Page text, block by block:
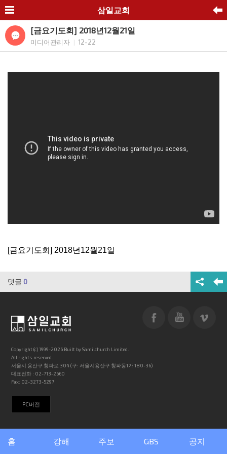
삼일교회
[금요기도회] 2018년12월21일
미디어관리자 12-22
[금요기도회] 2018년12월21일
댓글 0
홈 강해 주보 GBS 공지
Copyright (c) 1999-2026 Built by Samilchurch Limited.
All rights reserved.
서울시 용산구 청파로 304 (구: 서울시용산구 청파동1가 180-36)
대표전화 : 02-713-2660
Fax: 02-3273-5297
PC버전